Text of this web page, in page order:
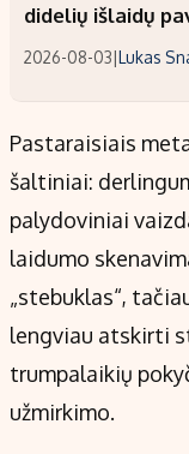
didelių išlaidų
2026-08-03|Lukas
Pastaraisiais
šaltiniai:
palydoviniai
laidumo
„stebuklas“,
lengviau atskirti
trumpalaikių
užmirkimo.